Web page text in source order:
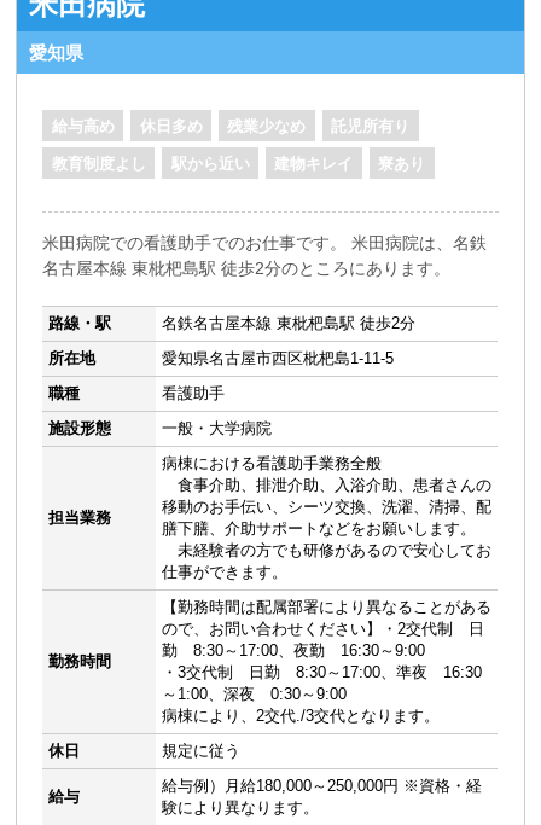
愛知県
給与高め 休日多め 残業少なめ 託児所有り
教育制度よし 駅から近い 建物キレイ 寮あり
米田病院での看護助手でのお仕事です。 米田病院は、名鉄
名古屋本線 東枇杷島駅 徒歩2分のところにあります。
路線・駅
名鉄名古屋本線 東枇杷島駅 徒歩2分
所在地
愛知県名古屋市西区枇杷島1-11-5
職種
看護助手
施設形態
一般・大学病院
担当業務
病棟における看護助手業務全般
食事介助、排泄介助、入浴介助、患者さんの
移動のお手伝い、シーツ交換、洗濯、清掃、配
膳下膳、介助サポートなどをお願いします。
未経験者の方でも研修があるので安心してお
仕事ができます。
勤務時間
【勤務時間は配属部署により異なることがある
ので、お問い合わせください】・2交代制 日
勤 8:30～17:00、夜勤 16:30～9:00
・3交代制 日勤 8:30～17:00、準夜 16:30
～1:00、深夜 0:30～9:00
病棟により、2交代./3交代となります。
休日
規定に従う
給与
給与例）月給180,000～250,000円 ※資格・経
験により異なります。